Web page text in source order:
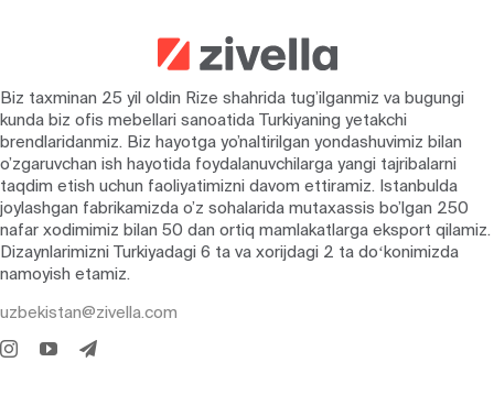
Biz taxminan 25 yil oldin Rize shahrida tug’ilganmiz va bugungi
kunda biz ofis mebellari sanoatida Turkiyaning yetakchi
brendlaridanmiz. Biz hayotga yo’naltirilgan yondashuvimiz bilan
o’zgaruvchan ish hayotida foydalanuvchilarga yangi tajribalarni
taqdim etish uchun faoliyatimizni davom ettiramiz. Istanbulda
joylashgan fabrikamizda o’z sohalarida mutaxassis bo’lgan 250
nafar xodimimiz bilan 50 dan ortiq mamlakatlarga eksport qilamiz.
Dizaynlarimizni Turkiyadagi 6 ta va xorijdagi 2 ta doʻkonimizda
namoyish etamiz.
uzbekistan@zivella.com